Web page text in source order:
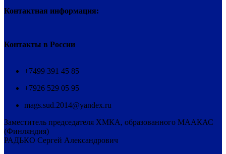
Контактная информация:
Контакты в России
+7499 391 45 85
+7926 529 05 95
mags.sud.2014@yandex.ru
Заместитель председателя ХМКА, образованного МААКАС
(Финляндия)
РАДЬКО Сергей Александрович